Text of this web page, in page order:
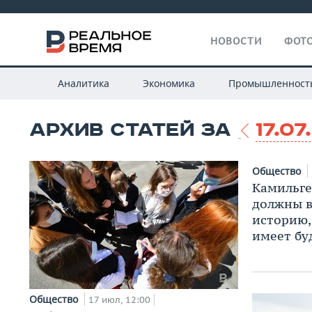
НОВОСТИ
Аналитика Экономика
АРХИВ СТАТЕЙ ЗА
Общество 17 июл, 12:00
Общество
должны
имеет